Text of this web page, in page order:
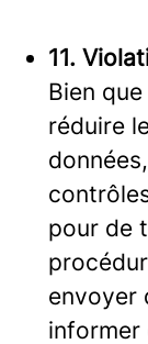
11.
Bien
réduire
pour de
envoyer
informer